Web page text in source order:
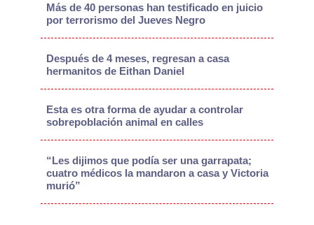
Más de 40 personas han testificado en juicio
por terrorismo del Jueves Negro
Después de 4 meses, regresan a casa
hermanitos de Eithan Daniel
Esta es otra forma de ayudar a controlar
sobrepoblación animal en calles
“Les dijimos que podía ser una garrapata;
cuatro médicos la mandaron a casa y Victoria
murió”